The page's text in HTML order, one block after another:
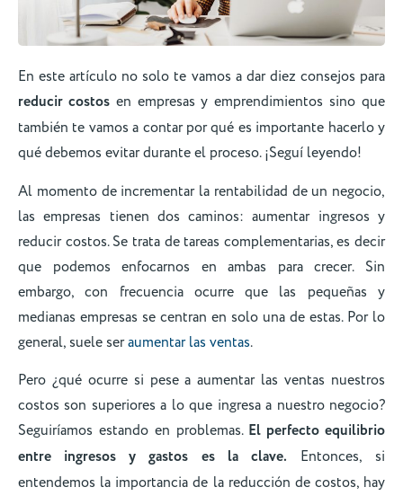
En este artículo no solo te vamos a dar diez consejos para
reducir costosen empresas y emprendimientos sino que
también te vamos a contar por qué es importante hacerlo y
qué debemos evitar durante el proceso. ¡Seguí leyendo!
Al momento de incrementar la rentabilidad de un negocio,
las empresas tienen dos caminos: aumentar ingresos y
reducir costos. Se trata de tareas complementarias, es decir
que podemos enfocarnos en ambas para crecer. Sin
embargo, con frecuencia ocurre que las pequeñas y
medianas empresas se centran en solo una de estas. Por lo
general, suele seraumentar las ventas.
Pero ¿qué ocurre si pese a aumentar las ventas nuestros
costos son superiores a lo que ingresa a nuestro negocio?
Seguiríamos estando en problemas. El perfecto equilibrio
entre ingresos y gastos es la clave. Entonces, si
entendemos la importancia de la reducción de costos, hay